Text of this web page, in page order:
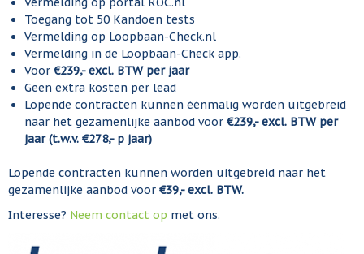
Toegang tot 50 Kandoen tests
Vermelding op Loopbaan-Check.nl
Vermelding in de Loopbaan-Check app.
Voor €239,- excl. BTW per jaar
Geen extra kosten per lead
Lopende contracten kunnen éénmalig worden uitgebreid
naar het gezamenlijke aanbod voor €239,- excl. BTW per
jaar (t.w.v. €278,- p jaar)
Lopende contracten kunnen worden uitgebreid naar het
gezamenlijke aanbod voor €39,- excl. BTW.
Interesse? Neem contact op met ons.